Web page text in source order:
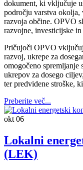
dokument, ki vključuje
področju varstva okolja,
razvoja občine. OPVO
razvojne, investicijske
Pričujoči OPVO
razvoj, ukrepe za
omogočeno spremljanje
ukrepov za dosego
ter predvidene stroške,
Preberite več...
okt 06
Lokalni
(LEK)